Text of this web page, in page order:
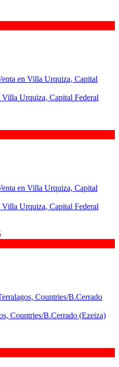
Villa Urquiza, Capital Federal
Villa Urquiza, Capital Federal
Countries/B.Cerrado (Ezeiza)